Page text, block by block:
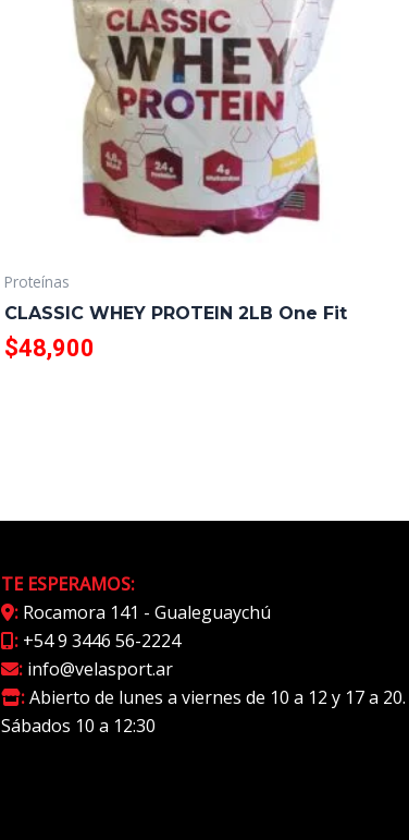
Proteínas
CLASSIC WHEY PROTEIN 2LB One Fit
$48,900
TE ESPERAMOS:
: Rocamora 141 - Gualeguaychú
: +54 9 3446 56-2224
: info@velasport.ar
:Abierto de lunes a viernes de 10 a 12 y 17 a 20.
Sábados 10 a 12:30